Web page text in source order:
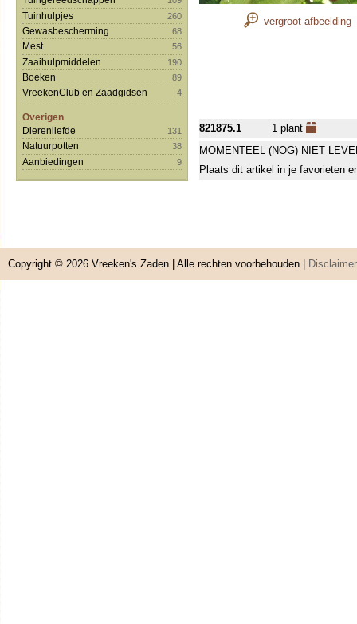
Tuinhulpjes 260
Gewasbescherming 68
Mest 56
Zaaihulpmiddelen 190
Boeken 89
VreekenClub en Zaadgidsen 4
Overigen
Dierenliefde
131
Natuurpotten 38
Aanbiedingen 9
vergroot afbeelding
821875.1
1 plant
MOMENTEEL (NOG) NIET
Plaats dit artikel in je favorieten
Copyright © 2026 Vreeken's Zaden | Alle rechten voorbehouden | Disclaimer